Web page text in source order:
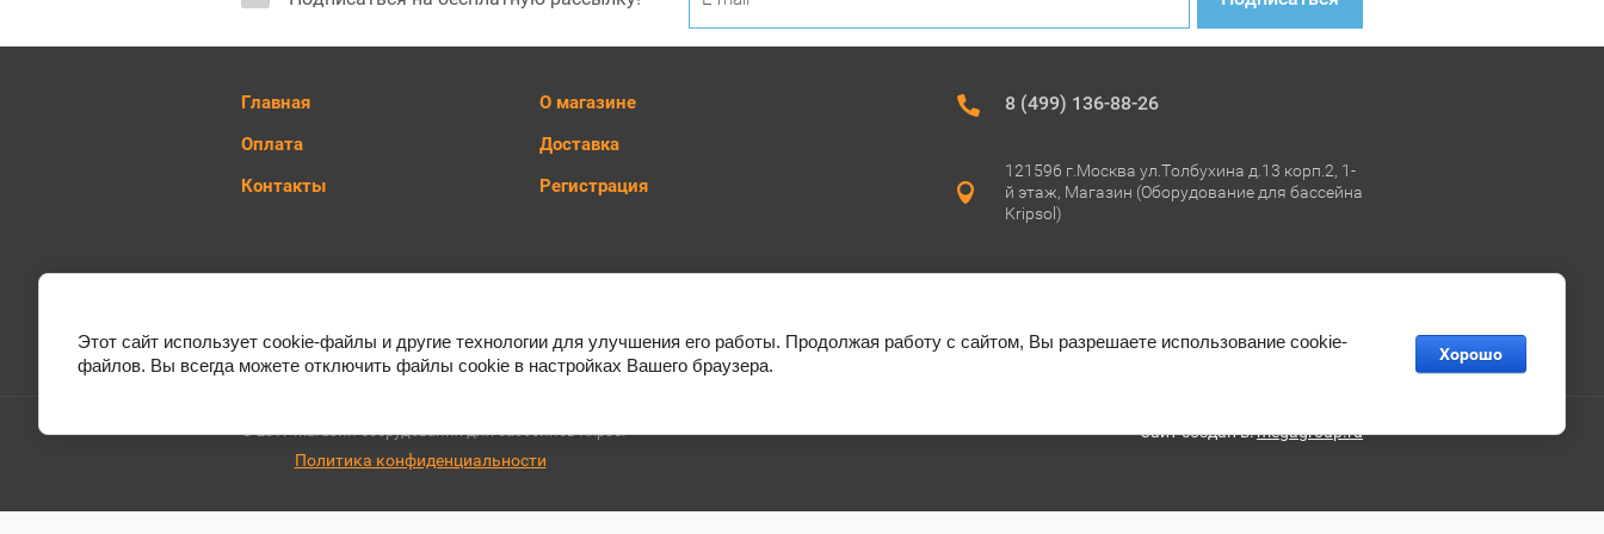
Главная
О магазине
Оплата
Доставка
Контакты
Регистрация
8 (499) 136-88-26
121596 г.Москва ул.Толбухина д.13 корп.2, 1-
й этаж, Магазин (Оборудование для бассейна
Kripsol)
Присоединяйтесь!
© 2017 Магазин оборудования для бассейнов Kripsol
Политика конфиденциальности
Сайт создан в:megagroup.ru
Этот сайт использует cookie-файлы и другие технологии для улучшения его работы. Продолжая работу с сайтом, Вы разрешаете использование cookie-
файлов. Вы всегда можете отключить файлы cookie в настройках Вашего браузера.
Хорошо